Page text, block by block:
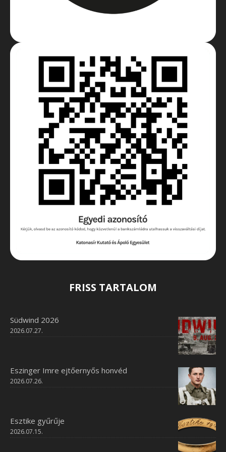
FRISS TARTALOM
Südwind 2026
2026.07.27.
Eszinger Imre ejtőernyős honvéd
2026.07.26.
Esztike gyűrűje
2026.07.15.